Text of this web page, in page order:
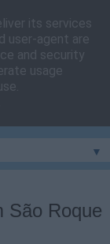
a ilha
▼
São Roque
its services
user-agent are
and security
usage